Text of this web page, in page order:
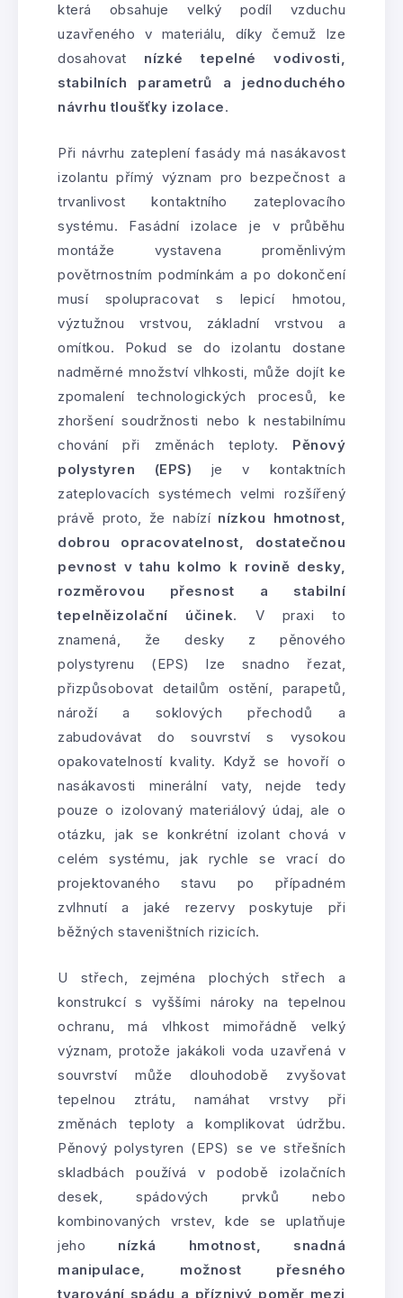
která obsahuje velký podíl vzduchu
uzavřeného v materiálu, díky čemuž lze
dosahovat nízké tepelné vodivosti,
stabilních parametrů a jednoduchého
návrhu tloušťky izolace.
Při návrhu zateplení fasády má nasákavost
izolantu přímý význam pro bezpečnost a
trvanlivost kontaktního zateplovacího
systému. Fasádní izolace je v průběhu
montáže vystavena proměnlivým
povětrnostním podmínkám a po dokončení
musí spolupracovat s lepicí hmotou,
výztužnou vrstvou, základní vrstvou a
omítkou. Pokud se do izolantu dostane
nadměrné množství vlhkosti, může dojít ke
zpomalení technologických procesů, ke
zhoršení soudržnosti nebo k nestabilnímu
chování při změnách teploty. Pěnový
polystyren (EPS) je v kontaktních
zateplovacích systémech velmi rozšířený
právě proto, že nabízí nízkou hmotnost,
dobrou opracovatelnost, dostatečnou
pevnost v tahu kolmo k rovině desky,
rozměrovou přesnost a stabilní
tepelněizolační účinek. V praxi to
znamená, že desky z pěnového
polystyrenu (EPS) lze snadno řezat,
přizpůsobovat detailům ostění, parapetů,
nároží a soklových přechodů a
zabudovávat do souvrství s vysokou
opakovatelností kvality. Když se hovoří o
nasákavosti minerální vaty, nejde tedy
pouze o izolovaný materiálový údaj, ale o
otázku, jak se konkrétní izolant chová v
celém systému, jak rychle se vrací do
projektovaného stavu po případném
zvlhnutí a jaké rezervy poskytuje při
běžných staveništních rizicích.
U střech, zejména plochých střech a
konstrukcí s vyššími nároky na tepelnou
ochranu, má vlhkost mimořádně velký
význam, protože jakákoli voda uzavřená v
souvrství může dlouhodobě zvyšovat
tepelnou ztrátu, namáhat vrstvy při
změnách teploty a komplikovat údržbu.
Pěnový polystyren (EPS) se ve střešních
skladbách používá v podobě izolačních
desek, spádových prvků nebo
kombinovaných vrstev, kde se uplatňuje
jeho nízká hmotnost, snadná
manipulace, možnost přesného
tvarování spádu a příznivý poměr mezi